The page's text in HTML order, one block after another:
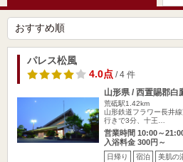
パレス松風
4.0点/ 4 件
山形県 / 西置賜郡白
荒砥駅1.42km
山形鉄道フラワー長井
行きで3分、十王…
営業時間 10:00～
入浴料金 300円～
日帰り 宿泊 美肌の